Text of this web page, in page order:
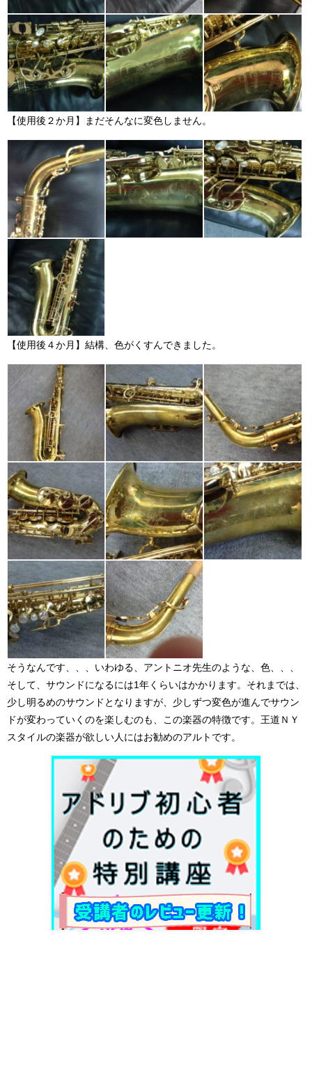
【使用後２か月】まだそんなに変色しません。
【使用後４か月】結構、色がくすんできました。
そうなんです、、、いわゆる、アントニオ先生のような、色、、、
そして、サウンドになるには1年くらいはかかります。それまでは、
少し明るめのサウンドとなりますが、少しずつ変色が進んでサウン
ドが変わっていくのを楽しむのも、この楽器の特徴です。王道ＮＹ
スタイルの楽器が欲しい人にはお勧めのアルトです。